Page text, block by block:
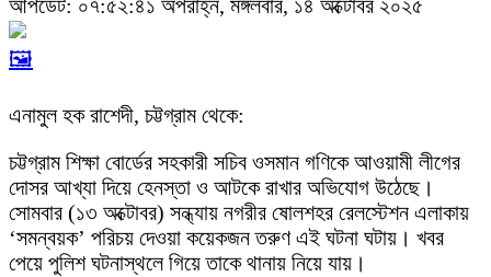
আপডেট: ০৭:৫২:৪১ অপরাহ্ন, মঙ্গলবার, ১৪ অক্টোবর ২০২৫
🖼️
এনামুল হক রাশেদী, চট্টগ্রাম থেকে:
চট্টগ্রাম শিক্ষা বোর্ডের সহকারী সচিব ওসমান গণিকে আওয়ামী লীগের
দোসর আখ্যা দিয়ে হেনস্তা ও আটকে রাখার অভিযোগ উঠেছে।
সোমবার (১৩ অক্টোবর) সন্ধ্যায় নগরীর ষোলশহর রেলস্টেশন এলাকায়
‘সমন্বয়ক’ পরিচয় দেওয়া কয়েকজন তরুণ এই ঘটনা ঘটায়। খবর
পেয়ে পুলিশ ঘটনাস্থলে গিয়ে তাকে থানায় নিয়ে যায়।